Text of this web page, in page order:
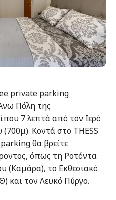
private parking
Πόλη της
7 λεπτά από τον Ιερό
Κοντά στο THESS
θα βρείτε
όπως τη Ροτόντα
(Καμάρα), το Εκθεσιακό
και τον Λευκό Πύργο.